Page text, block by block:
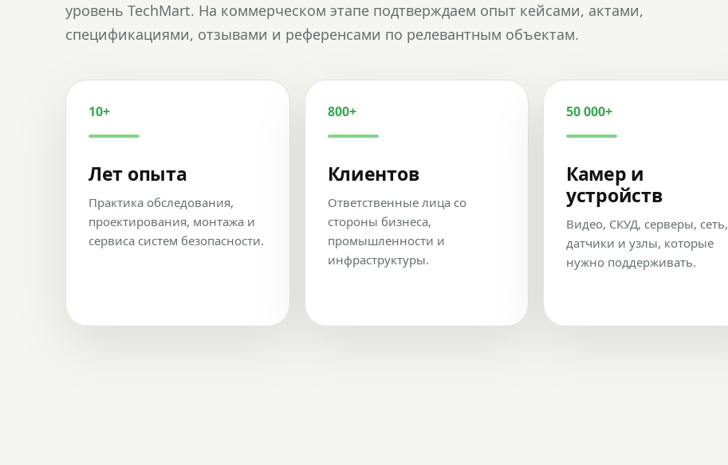
уровень TechMart. На коммерческом этапе подтверждаем опыт кейсами, актами,
спецификациями, отзывами и референсами по релевантным объектам.
10+
Лет опыта
Практика обследования,
проектирования, монтажа и
сервиса систем безопасности.
800+
Клиентов
Ответственные лица со
стороны бизнеса,
промышленности и
инфраструктуры.
50 000+
Камер и
устройств
Видео, СКУД, серверы, сеть,
датчики и узлы, которые
нужно поддерживать.